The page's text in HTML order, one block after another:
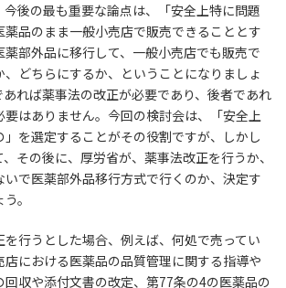
後の最も重要な論点は、「安全上特に問題
薬品のまま一般小売店で販売できることとす
部外品に移行して、一般小売店でも販売で
、どちらにするか、ということになりましょ
あれば薬事法の改正が必要であり、後者であれ
要はありません。今回の検討会は、「安全上
を選定することがその役割ですが、しかし
その後に、厚労省が、薬事法改正を行うか、
いで医薬部外品移行方式で行くのか、決定す
。
行うとした場合、例えば、何処で売ってい
店における医薬品の品質管理に関する指導や
収や添付文書の改定、第77条の4の医薬品の